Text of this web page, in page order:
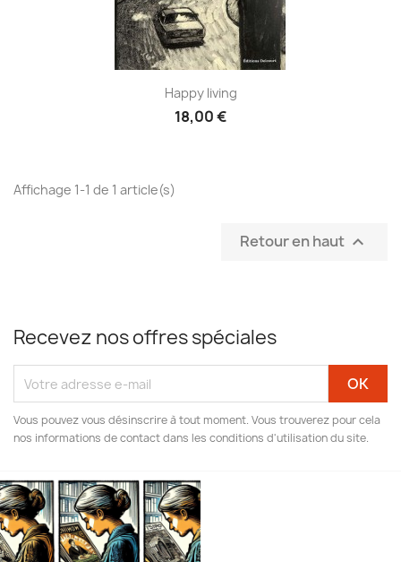
Happy living
18,00 €
Affichage 1-1 de 1 article(s)
Retour en haut 
Recevez nos offres spéciales
Vous pouvez vous désinscrire à tout moment. Vous trouverez pour cela
nos informations de contact dans les conditions d'utilisation du site.